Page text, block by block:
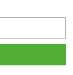
Imprese di